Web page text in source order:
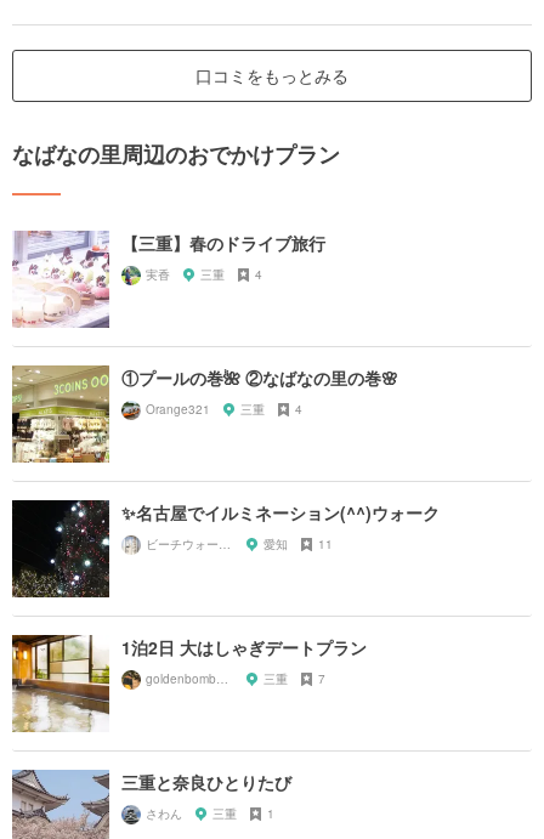
口コミをもっとみる
なばなの里周辺のおでかけプラン
【三重】春のドライブ旅行
実香 三重 4
①プールの巻🌺 ②なばなの里の巻🌸
Orange321 三重 4
✨名古屋でイルミネーション(^^)ウォーク
愛知 11
1泊2日 大はしゃぎデートプラン
三重 7
三重と奈良ひとりたび
さわん 三重 1